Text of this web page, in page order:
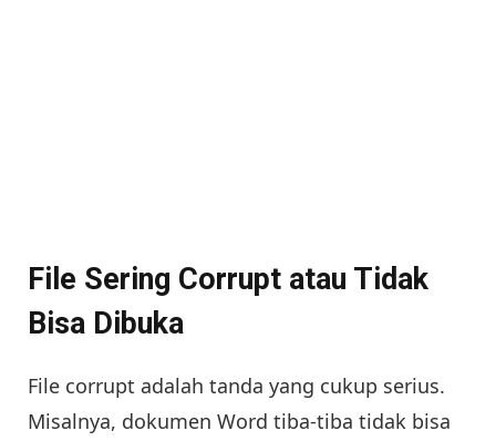
File Sering Corrupt atau Tidak
Bisa Dibuka
File corrupt adalah tanda yang cukup serius.
Misalnya, dokumen Word tiba-tiba tidak bisa